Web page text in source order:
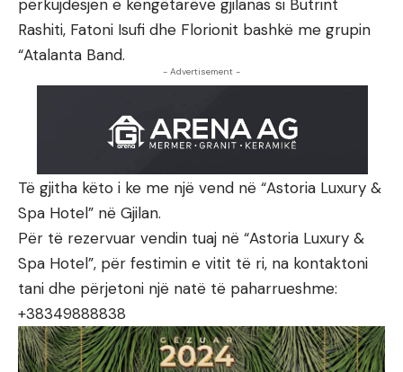
përkujdesjen e këngëtarëve gjilanas si Butrint
Rashiti, Fatoni Isufi dhe Florionit bashkë me grupin
“Atalanta Band.
- Advertisement -
Të gjitha këto i ke me një vend në “Astoria Luxury &
Spa Hotel” në Gjilan.
Për të rezervuar vendin tuaj në “Astoria Luxury &
Spa Hotel”, për festimin e vitit të ri, na kontaktoni
tani dhe përjetoni një natë të paharrueshme:
+38349888838